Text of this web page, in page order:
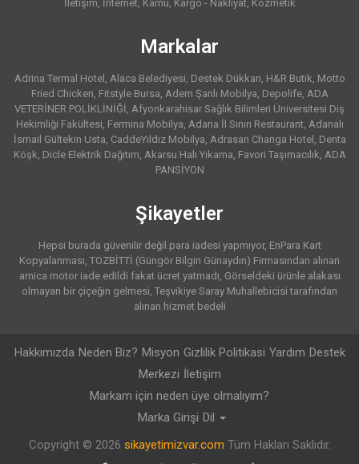
İletişim İnternet Kamu Kargo - Nakliyat Kozmetik
Markalar
Adrina Termal Hotel Alaca Belediyesi Destek Dükkan H&R Butik Motto
Fried Chicken Fitstyle Bursa Adem Şanlı Mobilya Depolife ADA
VETERİNER POLİKLİNİĞİ Afyonkarahisar Sağlık Bilimleri Üniversitesi Diş
Hekimliği Fakültesi Fermina Mobilya Adana İl Sınırı Restaurant Adanalı
İsmail Gültekin Usta CaddeYıldız Mobilya Adrasan Changa Hotel
Denta
Köşk Dicle Elektrik Dağıtım Akarsu Halı Yıkama Favori Taşımacılık ADA
PANSİYON
Şikayetler
Hepsi burada güvenilir değil.para iadesi yapmıyor EnPara Kart
Kopyalanması TOZBİTTİ (Güngör Bilgin Günaydın) Firmasından alınan
arnica motor iade edildi fakat ücret yatmadı Görseldeki ürünle alakası
olmayan bir çiçeğin gelmesi Teşvikiye Saray Muhallebicisi tarafından
alınan hizmet bedeli
Hakkımızda Neden Biz? Misyon Gizlilik Politikasi Yardım Destek
Merkezi İletişim
Markam için neden üye olmalıyım?
Marka Girişi Dil
Copyright © 2026 sikayetimizvar.com Tüm Hakları Saklıdır.